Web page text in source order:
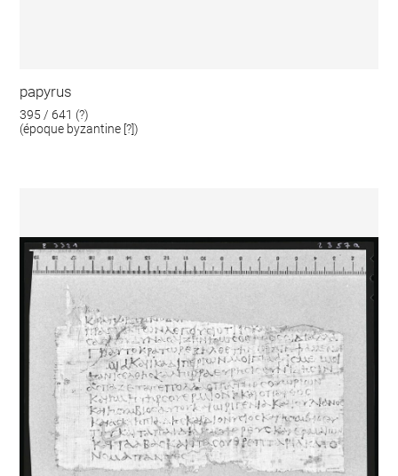
papyrus
395 / 641 (?)
(époque byzantine [?])